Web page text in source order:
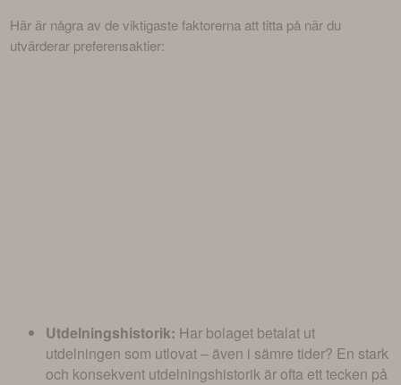
Här är några av de viktigaste faktorerna att titta på när du
utvärderar preferensaktier:
Utdelningshistorik: Har bolaget betalat ut
utdelningen som utlovat – även i sämre tider? En stark
och konsekvent utdelningshistorik är ofta ett tecken på